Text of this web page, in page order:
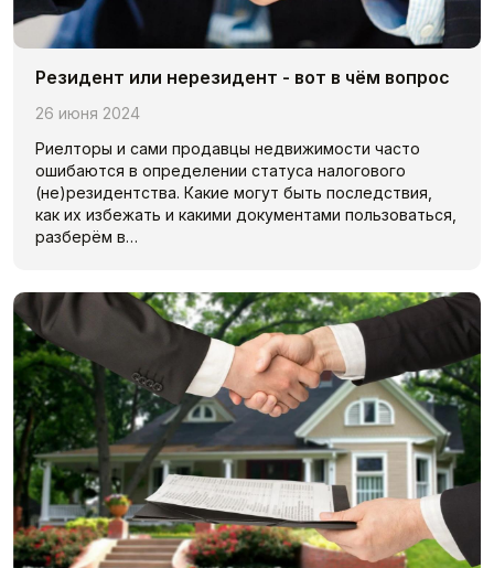
Резидент или нерезидент - вот в чём вопрос
26 июня 2024
Риелторы и сами продавцы недвижимости часто
ошибаются в определении статуса налогового
(не)резидентства. Какие могут быть последствия,
как их избежать и какими документами пользоваться,
разберём в…